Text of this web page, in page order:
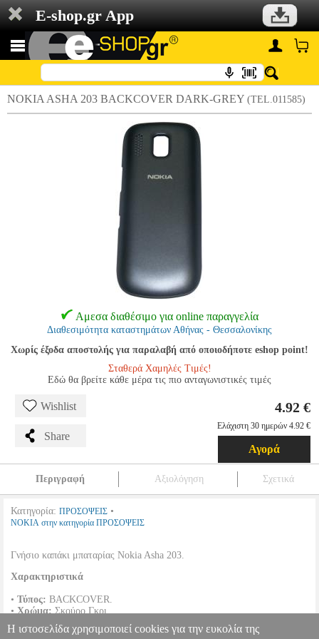
E-shop.gr App
NOKIA ASHA 203 BACKCOVER DARK-GREY (TEL.011585)
Αμεσα διαθέσιμο για online παραγγελία
Διαθεσιμότητα καταστημάτων Αθήνας - Θεσσαλονίκης
Χωρίς έξοδα αποστολής για παραλαβή από οποιοδήποτε eshop point!
Σταθερά Χαμηλές Τιμές!
Εδώ θα βρείτε κάθε μέρα τις πιο ανταγωνιστικές τιμές
Wishlist
Share
4.92 €
Ελάχιστη 30 ημερών 4.92 €
Αγορά
Περιγραφή Αξιολόγηση Σχετικά
Κατηγορία: ΠΡΟΣΟΨΕΙΣ •
NOKIA στην κατηγορία ΠΡΟΣΟΨΕΙΣ
Γνήσιο καπάκι μπαταρίας Νοkia Asha 203.
Χαρακτηριστικά
• Τύπος: BACKCOVER.
•Χρώμα:Σκούρο Γκρι.
•
Συμβατότητα :
Nokia Asha 203.
• Συσκευασία:Bulk.
Η ιστοσελίδα χρησιμοποιεί cookies για την ευκολία της